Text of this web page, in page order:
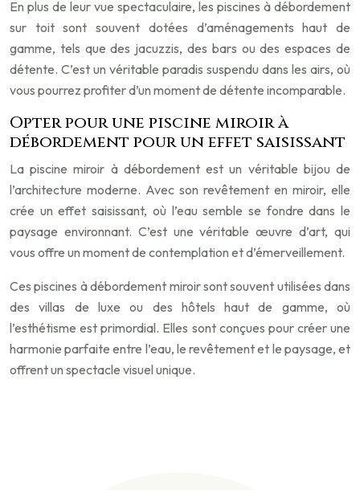
En plus de leur vue spectaculaire, les piscines à débordement
sur toit sont souvent dotées d’aménagements haut de
gamme, tels que des jacuzzis, des bars ou des espaces de
détente. C’est un véritable paradis suspendu dans les airs, où
vous pourrez profiter d’un moment de détente incomparable.
Opter pour une piscine miroir à
débordement pour un effet saisissant
La piscine miroir à débordement est un véritable bijou de
l’architecture moderne. Avec son revêtement en miroir, elle
crée un effet saisissant, où l’eau semble se fondre dans le
paysage environnant. C’est une véritable œuvre d’art, qui
vous offre un moment de contemplation et d’émerveillement.
Ces piscines à débordement miroir sont souvent utilisées dans
des villas de luxe ou des hôtels haut de gamme, où
l’esthétisme est primordial. Elles sont conçues pour créer une
harmonie parfaite entre l’eau, le revêtement et le paysage, et
offrent un spectacle visuel unique.